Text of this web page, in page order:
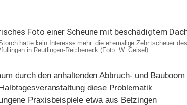
hatte kein Interesse mehr: die ehemalige Zehntscheuer des
in Reutlingen-Reicheneck (Foto: W. Geisel).
durch den anhaltenden Abbruch- und Bauboom
diese Problematik
Praxisbeispiele etwa aus Betzingen